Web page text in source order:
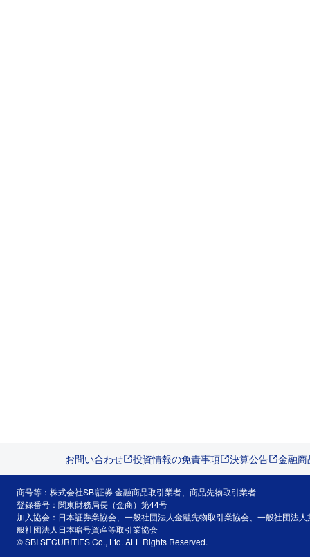
お問い合わせ 投資情報の免責事項 決算公告 金融
商号等：株式会社SBI証券 金融商品取引業者、商品先物取引業者
登録番号：関東財務局長（金商）第44号
加入協会：日本証券業協会、一般社団法人金融先物取引業協会、一般社団法
般社団法人日本暗号資産等取引業協会
© SBI SECURITIES Co., Ltd. ALL Rights Reserved.